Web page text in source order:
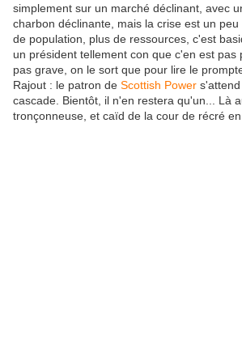
simplement sur un marché déclinant, avec
charbon déclinante, mais la crise est un
de population, plus de ressources, c'est
un président tellement con que c'en est pas
pas grave, on le sort que pour lire le
Rajout : le patron de Scottish Power
cascade. Bientôt, il n'en restera qu'un... Là
tronçonneuse, et caïd de la cour de récré en